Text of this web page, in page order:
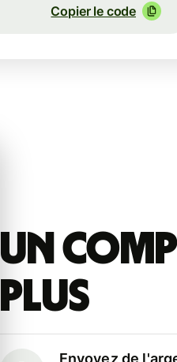
Copier le code
Un
plus